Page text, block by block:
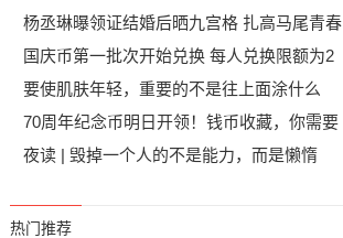
杨丞琳曝领证结婚后晒九宫格 扎高马尾青春
国庆币第一批次开始兑换 每人兑换限额为2
要使肌肤年轻，重要的不是往上面涂什么
70周年纪念币明日开领！钱币收藏，你需要
夜读 | 毁掉一个人的不是能力，而是懒惰
热门推荐